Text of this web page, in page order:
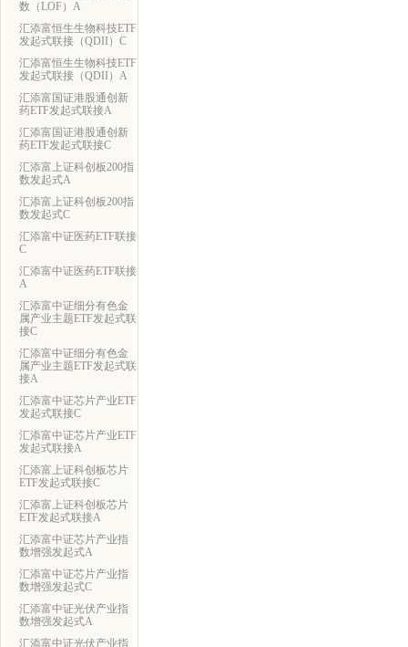
数（LOF）A
汇添富恒生生物科技ETF
发起式联接（QDII）C
汇添富恒生生物科技ETF
发起式联接（QDII）A
汇添富国证港股通创新
药ETF发起式联接A
汇添富国证港股通创新
药ETF发起式联接C
汇添富上证科创板200指
数发起式A
汇添富上证科创板200指
数发起式C
汇添富中证医药ETF联接
C
汇添富中证医药ETF联接
A
汇添富中证细分有色金
属产业主题ETF发起式联
接C
汇添富中证细分有色金
属产业主题ETF发起式联
接A
汇添富中证芯片产业ETF
发起式联接C
汇添富中证芯片产业ETF
发起式联接A
汇添富上证科创板芯片
ETF发起式联接C
汇添富上证科创板芯片
ETF发起式联接A
汇添富中证芯片产业指
数增强发起式A
汇添富中证芯片产业指
数增强发起式C
汇添富中证光伏产业指
数增强发起式A
汇添富中证光伏产业指